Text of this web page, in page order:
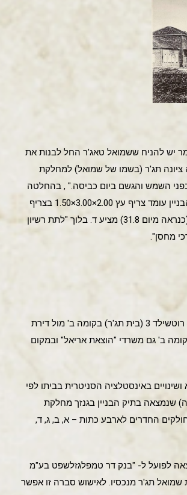
הראשונות של הבית מצוין התאריך י'ז תמוז תרע'ב שהוא 2.7.1912. כלומר יש להניח ששמואל טאג'ר החל לבנות את
מספר 3. בתאריך 17.5.26 כותבת הבת הגדולה ציונה תג'ר (בשמו של שמואל) למחלקת
העומד בחצר זה 15 שנה והמשמש לחסות בפני השמש והגשם ביום כביסה." , בהחלטה
(כנראה מיום 27.8) בהקשר לבקשה הנ"ל נרשם – "אי אפשר", ובהערות כתוב – "בחצר על יד הבניין עומד צריף עץ 2.00×3.00×1.50 בצריף
זה אין כלום. ואפשר להרוס אותו היות שאפשר להשתמש במרתף בתור מחסן". בהערה אחרת (כנראה מיום 31.8) מציע ד. בלוך "לתת רשיון
במודעה בעיתון דבר מיולי 1927 אנחנו למדים כי "המרכז החקלאי" עבר לדירה חדשה בשדרות רוטשילד 3 (בית תג'ר) בקומה ב' מול דירת
גם המשרד הקבלני ומערכת עיתון "השדה", ב-1928 עוברים לקומה ב' גם משרדי "הוצאת אריאל" ובמקום
תג'ר ממחלקת הבנייה של העירייה רישיון "להוספת 2 בתי- כסא ושינויים באינסטלציה הסניטרית בביתו לפי
הראשונה) שנמצאה בתיק הבניין בגנזך מחלקת
החדרים לארבע כתות – א, ב, ג, ד,
לפועל ל- "בנק דר טמפלגזלשפט בע"מ
שבו נמכר הבית עקב ירידת שמואל תג'ר מנכסיו. לאישוש סברה זו אפשר